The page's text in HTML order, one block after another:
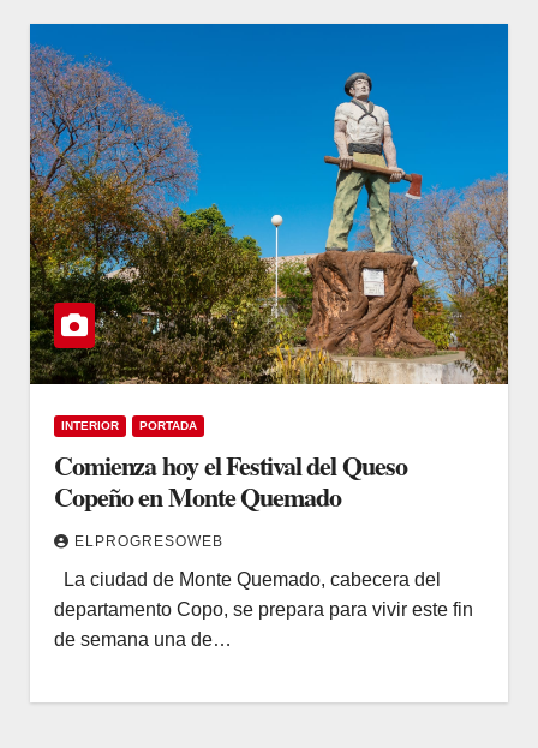
INTERIOR PORTADA
Comienza hoy el Festival del Queso
Copeño en Monte Quemado
ELPROGRESOWEB
La ciudad de Monte Quemado, cabecera del
departamento Copo, se prepara para vivir este fin
de semana una de…